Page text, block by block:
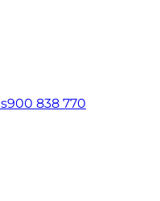
900 838 770